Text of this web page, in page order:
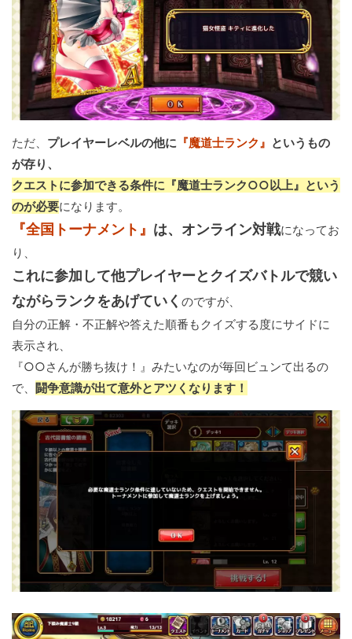
ただ、 プレイヤーレベルの他に 『魔道士ランク』 というもの
が存り、
クエストに参加できる条件に『魔道士ランク○○以上』という
のが必要になります。
『全国トーナメント』 は、オンライン対戦になってお
り、
これに参加して他プレイヤーとクイズバトルで競い
ながらランクをあげていく のですが、
自分の正解・不正解や答えた順番もクイズする度にサイドに
表示され、
『○○さんが勝ち抜け！』みたいなのが毎回ビュンて出るの
で、 闘争意識が出て意外とアツくなります！